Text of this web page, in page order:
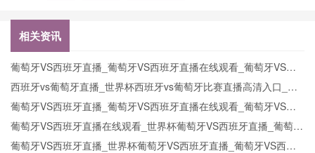
相关资讯
葡萄牙VS西班牙直播_葡萄牙VS西班牙直播在线观看_葡萄牙VS西
班牙实时全场直播入口
西班牙vs葡萄牙直播_世界杯西班牙vs葡萄牙比赛直播高清入口_西
班牙vs葡萄牙预测分析直播
葡萄牙VS西班牙直播_葡萄牙VS西班牙直播在线观看_葡萄牙VS西
班牙实时全场直播入口
葡萄牙VS西班牙直播在线观看_世界杯葡萄牙VS西班牙直播_葡萄牙
VS西班牙比赛观看直达入口
葡萄牙VS西班牙直播_世界杯葡萄牙VS西班牙直播_葡萄牙VS西班